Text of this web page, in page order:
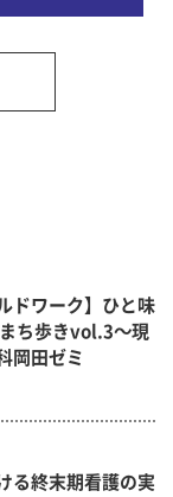
ドワーク】ひと味
ち歩きvol.3～現
岡田ゼミ
る終末期看護の実